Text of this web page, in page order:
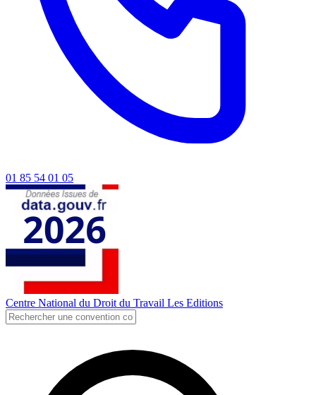
01 85 54 01 05
Centre National du Droit du Travail Les Editions